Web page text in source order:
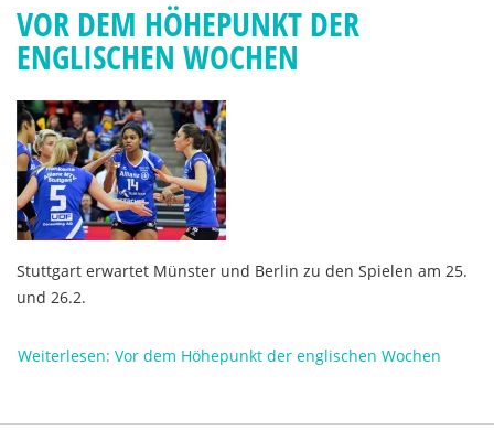
VOR DEM HÖHEPUNKT DER
ENGLISCHEN WOCHEN
Stuttgart erwartet Münster und Berlin zu den Spielen am 25.
und 26.2.
Weiterlesen: Vor dem Höhepunkt der englischen Wochen